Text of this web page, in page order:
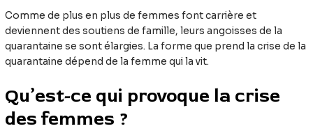
Comme de plus en plus de femmes font carrière et
deviennent des soutiens de famille, leurs angoisses de la
quarantaine se sont élargies. La forme que prend la crise de la
quarantaine dépend de la femme qui la vit.
Qu’est-ce qui provoque la crise
des femmes ?